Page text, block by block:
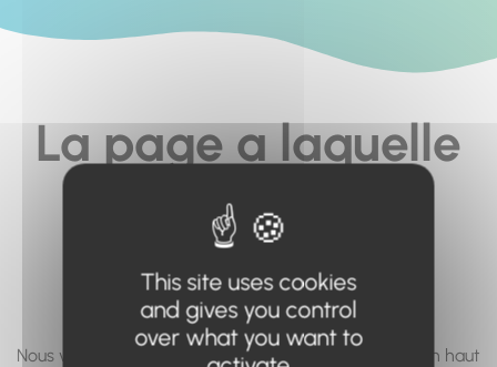
La page a laquelle
vous cherchez à
accéder n'existe
pas... ou plus.
Nous vous invitons à utiliser le moteur de recherche en haut
This site uses cookies
and gives you control
over what you want to